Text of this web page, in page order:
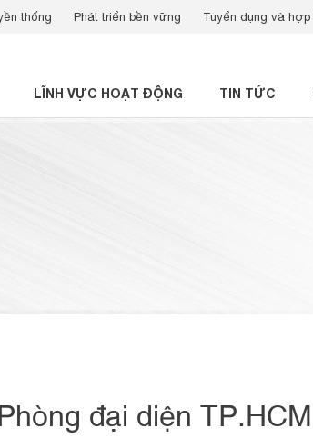
thống Phát triển bền vững Tuyển dụng và
LĨNH VỰC HOẠT ĐỘNG TIN TỨC
đại diện TP.HCM